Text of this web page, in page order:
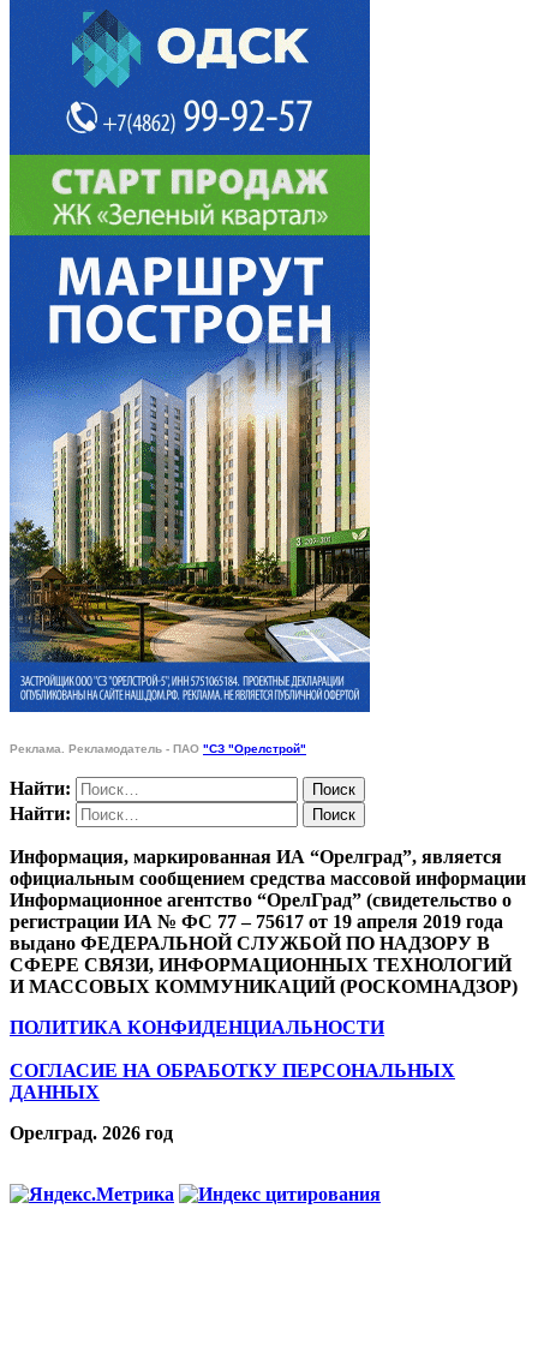
Реклама. Рекламодатель - ПАО "СЗ "Орелстрой"
Найти:
Найти:
Информация, маркированная ИА “Орелград”, является
официальным сообщением средства массовой информации
Информационное агентство “ОрелГрад” (свидетельство о
регистрации ИА № ФС 77 – 75617 от 19 апреля 2019 года
выдано ФЕДЕРАЛЬНОЙ СЛУЖБОЙ ПО НАДЗОРУ В
СФЕРЕ СВЯЗИ, ИНФОРМАЦИОННЫХ ТЕХНОЛОГИЙ
И МАССОВЫХ КОММУНИКАЦИЙ (РОСКОМНАДЗОР)
ПОЛИТИКА КОНФИДЕНЦИАЛЬНОСТИ
СОГЛАСИЕ НА ОБРАБОТКУ ПЕРСОНАЛЬНЫХ
ДАННЫХ
Орелград. 2026 год